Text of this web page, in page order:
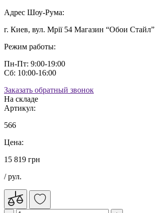
Адрес Шоу-Рума:
г. Киев, вул. Мрії 54 Магазин “Обои Стайл”
Режим работы:
Пн-Пт: 9:00-19:00
Сб: 10:00-16:00
Заказать обратный звонок
На складе
Артикул:
566
Цена:
15 819 грн
/ рул.